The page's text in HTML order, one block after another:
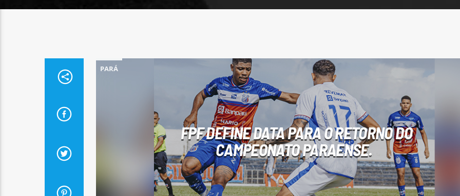
PARÁ
FPF DEFINE DATA PARA O RETORNO DO
CAMPEONATO PARAENSE.